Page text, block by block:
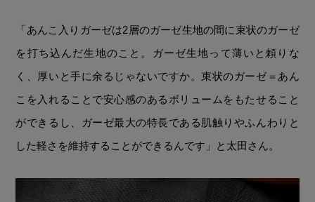
「あんこ入りガーゼは2層のガーゼ生地の間に束状のガーゼ
を打ち込んだ生地のこと。ガーゼ生地って薄いと頼りな
く、厚いと手に余るじゃないですか。束状のガーゼ＝あん
こを入れることで安心感のあるボリュームをもたせること
ができるし、ガーゼ最大の特長である肌触りやふんわりと
した軽さを維持することができるんです」と太田さん。